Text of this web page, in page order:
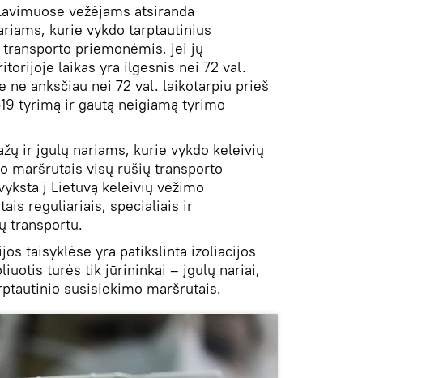
vežėjams atsiranda
kurie vykdo tarptautinius
priemonėmis, jei jų
laikas yra ilgesnis nei 72 val.
ne anksčiau nei 72 val. laikotarpiu prieš
tyrimą ir gautą neigiamą tyrimo
ir įgulų nariams, kurie vykdo keleivių
maršrutais visų rūšių transporto
į Lietuvą keleivių vežimo
reguliariais, specialiais ir
transportu.
taisyklėse yra patikslinta izoliacijos
turės tik jūrininkai – įgulų nariai,
susisiekimo maršrutais.